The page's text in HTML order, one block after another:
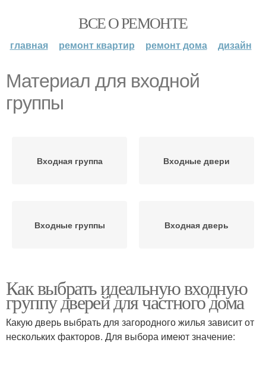
ВСЕ О РЕМОНТЕ
главная ремонт квартир ремонт дома дизайн
Материал для входной
группы
Входная группа Входные двери
Входные группы Входная дверь
Как выбрать идеальную входную
группу дверей для частного дома
Какую дверь выбрать для загородного жилья зависит от
нескольких факторов. Для выбора имеют значение: